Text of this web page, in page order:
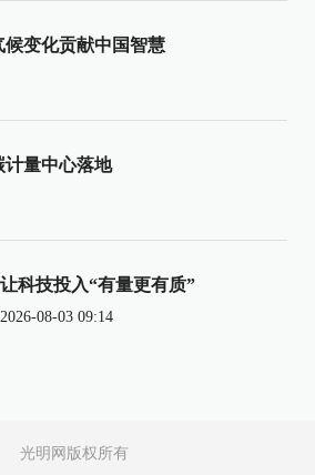
变化贡献中国智慧
计量中心落地
让科技投入“有量更有质”
2026-08-03 09:14
光明网版权所有